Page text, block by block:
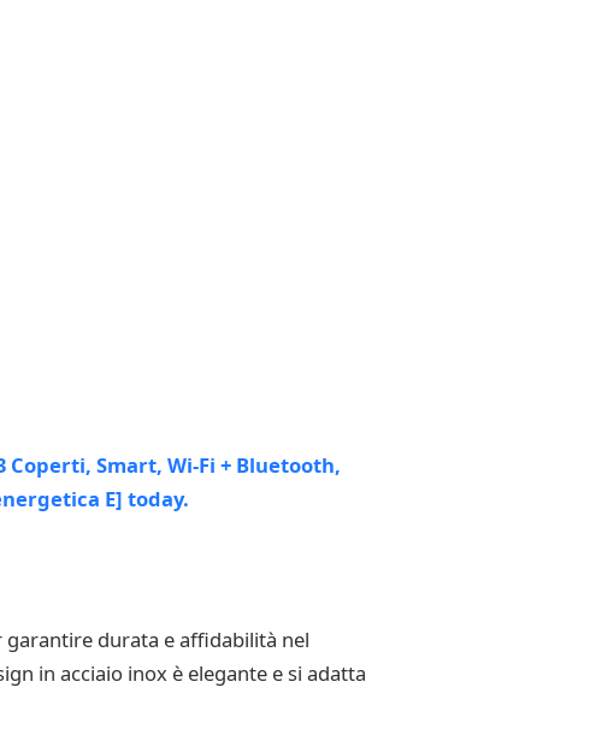
garantire durata e affidabilità nel
in acciaio inox è elegante e si adatta